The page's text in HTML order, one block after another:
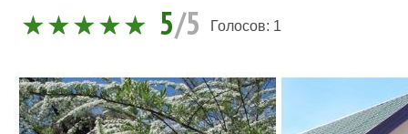
5/5 Голосов: 1